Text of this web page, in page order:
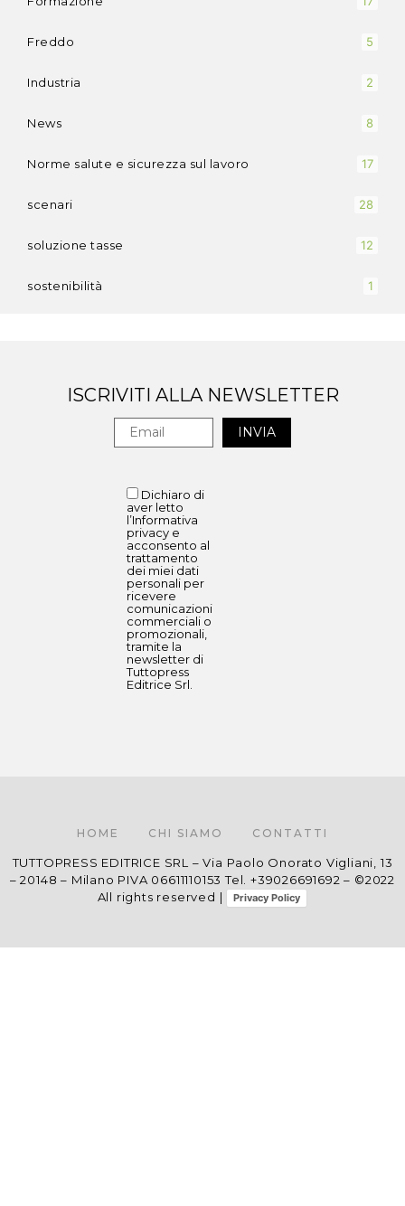
Freddo 5
Industria 2
News 8
Norme salute e sicurezza sul lavoro 17
scenari 28
soluzione tasse 12
sostenibilità 1
ISCRIVITI ALLA NEWSLETTER
Dichiaro di
aver letto
l’Informativa
privacy e
acconsento al
trattamento
dei miei dati
personali per
ricevere
comunicazioni
commerciali o
promozionali,
tramite la
newsletter di
Tuttopress
Editrice Srl.
HOME CHI SIAMO CONTATTI
TUTTOPRESS EDITRICE SRL – Via Paolo Onorato Vigliani, 13
– 20148 – Milano PIVA 06611110153 Tel. +39026691692 – ©2022
All rights reserved |
Privacy Policy